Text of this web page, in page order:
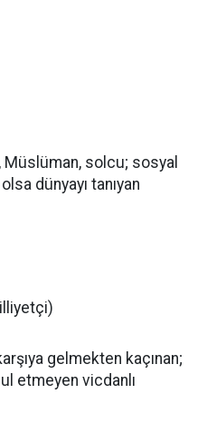
solcu; sosyal
dünyayı tanıyan
gelmekten kaçınan;
etmeyen vicdanlı